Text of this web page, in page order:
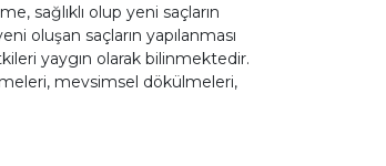
sağlıklı olup yeni saçların
oluşan saçların yapılanması
yaygın olarak bilinmektedir.
mevsimsel dökülmeleri,